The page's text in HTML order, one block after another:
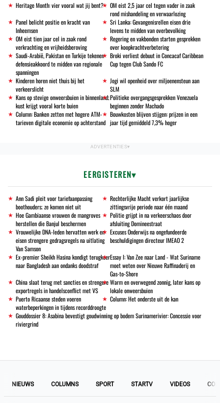
Heritage Month: vier vooral wat jij bent?
OM eist 2,5 jaar cel tegen vader in zaak
rond mishandeling en verwaarlozing
Panel belicht positie en kracht van
Inheemsen
Sri Lanka: Gevangenisrellen eisen drie
levens te midden van overbevolking
OM eist tien jaar cel in zaak rond
verkrachting en vrijheidsberoving
Regering en vakbonden starten gesprekken
over koopkrachtverbetering
Saudi-Arabië, Pakistan en Turkije tekenen
defensieakkoord te midden van regionale
spanningen
Broki verliest debuut in Concacaf Caribbean
Cup tegen Club Sando FC
Kinderen horen niet thuis bij het
verkeerslicht
Jogi wil openheid over miljoenensteun aan
SLM
Kans op stevige onweersbuien in binnenland;
kust krijgt vooral korte buien
Politieke overgangsgesprekken Venezuela
beginnen zonder Machado
Column: Banken zetten met hogere ATM-
tarieven digitale economie op achterstand
Bouwkosten blijven stijgen: prijzen in een
jaar tijd gemiddeld 7,3% hoger
EERGISTEREN
Ann Sadi pleit voor tariefaanpassing
boothouders; ze komen niet uit
Rechterlijke Macht verkort jaarlijkse
zittingsvrije periode naar één maand
Hoe Gambiaanse vrouwen de mangroves
herstellen die Banjul beschermen
Politie grijpt in na verkeerschaos door
afsluiting Domineestraat
Vrouwelijke DNA-leden hervatten werk en
eisen strengere gedragsregels na uitlating
Van Samson
Excuses Onderwijs na ongefundeerde
beschuldigingen directeur IMEAO 2
Ex-premier Sheikh Hasina kondigt terugkeer
naar Bangladesh aan ondanks doodstraf
Essay I: Van Zee naar Land - Wat Suriname
moet weten over Nieuwe Raffinaderij en
Gas-to-Shore
China slaat terug met sancties en strengere
exportregels in handelsconflict met VS
Warm en overwegend zonnig, later kans op
lokale onweersbuien
Puerto Ricaanse steden voeren
waterbeperkingen in tijdens recorddroogte
Column: Het onderste uit de kan
Gouddossier 8: Asabina bevestigt goudwinning op bodem Surinamerivier: Concessie voor
riviergrind
NIEUWS COLUMNS SPORT STARTV VIDEOS